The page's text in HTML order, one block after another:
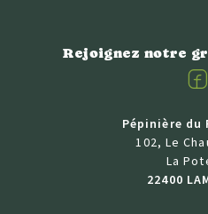
Rejoignez notre
Pépinière du
102, Le
La
22400